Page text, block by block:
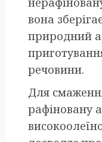
вона
природний
речовини.
Для
рафіновану